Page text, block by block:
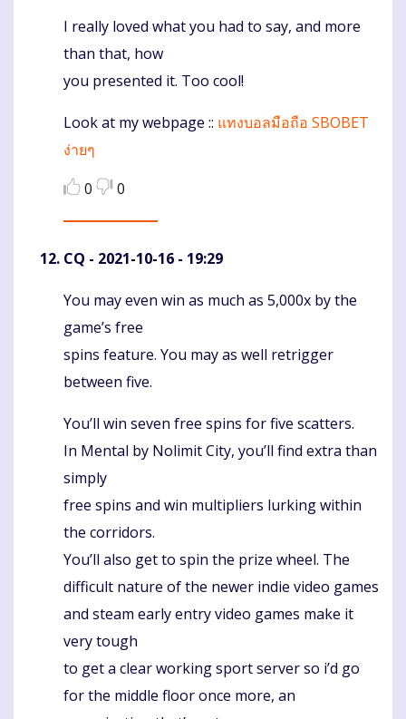
I really loved what you had to say, and more
than that, how
you presented it. Too cool!
Look at my webpage :: แทงบอลมือถือ SBOBET
ง่ายๆ
0
0
CQ - 2021-10-16 - 19:29
Komentaras
You may even win as much as 5,000x by the
game’s free
spins feature. You may as well retrigger
between five.
You’ll win seven free spins for five scatters.
In Mental by Nolimit City, you’ll find extra than
simply
free spins and win multipliers lurking within
the corridors.
You’ll also get to spin the prize wheel. The
difficult nature of the newer indie video games
and steam early entry video games make it
very tough
to get a clear working sport server so i’d go
for the middle floor once more, an